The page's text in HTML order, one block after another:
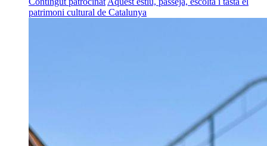
patrimoni cultural de Catalunya